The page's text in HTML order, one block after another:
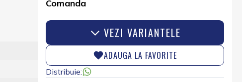
Comanda
VEZI VARIANTELE
ADAUGA LA FAVORITE
Distribuie: